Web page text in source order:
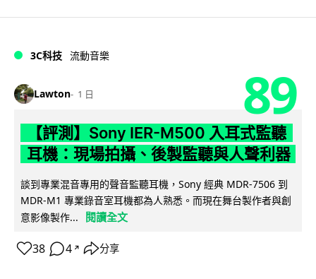
3C科技 流動音樂
Lawton 1 日 89
【評測】Sony IER-M500 入耳式監聽
耳機：現場拍攝、後製監聽與人聲利器
談到專業混音專用的聲音監聽耳機，Sony 經典 MDR-7506 到
MDR-M1 專業錄音室耳機都為人熟悉。而現在舞台製作者與創
意影像製作...
閱讀全文
38 4 ↗ 分享